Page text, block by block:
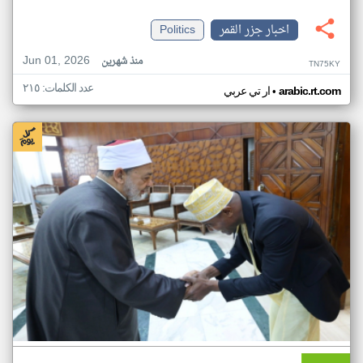
اخبار جزر القمر
Politics
Jun 01, 2026
منذ شهرين TN75KY
ار تي عربي• arabic.rt.com عدد الكلمات: ٢١٥